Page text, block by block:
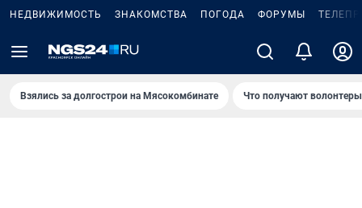
НЕДВИЖИМОСТЬ ЗНАКОМСТВА ПОГОДА ФОРУМЫ
Взялись за долгострои на Мясокомбинате Что получают